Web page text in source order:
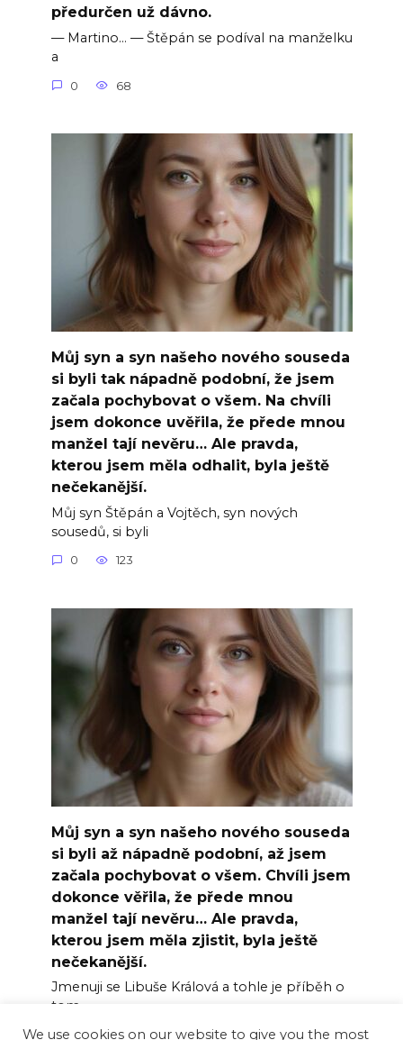
předurčen už dávno.
— Martino… — Štěpán se podíval na manželku
a
0 68
Můj syn a syn našeho nového souseda
si byli tak nápadně podobní, že jsem
začala pochybovat o všem. Na chvíli
jsem dokonce uvěřila, že přede mnou
manžel tají nevěru… Ale pravda,
kterou jsem měla odhalit, byla ještě
nečekanější.
Můj syn Štěpán a Vojtěch, syn nových
sousedů, si byli
0 123
Můj syn a syn našeho nového souseda
si byli až nápadně podobní, až jsem
začala pochybovat o všem. Chvíli jsem
dokonce věřila, že přede mnou
manžel tají nevěru… Ale pravda,
kterou jsem měla zjistit, byla ještě
nečekanější.
Jmenuji se Libuše Králová a tohle je příběh o
tom
0 3
We use cookies on our website to give you the most